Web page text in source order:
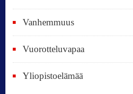
Vanhemmuus
Vuorotteluvapaa
Yliopistoelämää